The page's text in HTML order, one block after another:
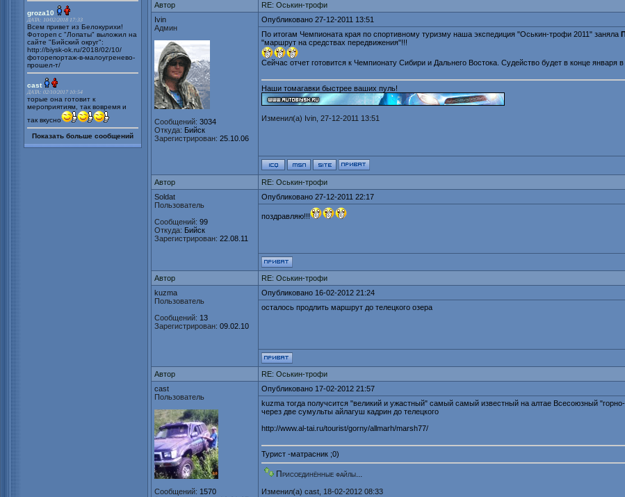
groza10
ДАТА: 10/02/2018 17:33
Всем привет из Белокурихи!
Фотореп с "Лопаты" выложил на
сайте "Бийский округ":
http://biysk-ok.ru/2018/02/10/
фоторепортаж-в-малоугренево-
прошел-т/
cast
ДАТА: 02/10/2017 10:54
торые она готовит к
мероприятиям, так вовремя и
так вкусно
Показать больше сообщений
Автор
RE: Оськин-трофи
Ivin
Админ
Сообщений: 3034
Откуда: Бийск
Зарегистрирован: 25.10.06
Опубликовано 27-12-2011 13:51
По итогам Чемпионата края по спортивному туризму наша экспедиция "Оськин-трофи 2011" заняла
"маршрут на средствах передвижения"!!!
Сейчас отчет готовится к Чемпионату Сибири и Дальнего Востока. Судейство будет в конце января
Наши томагавки быстрее ваших пуль!
Изменил(а) Ivin , 27-12-2011 13:51
Автор
RE: Оськин-трофи
Soldat
Пользователь
Сообщений: 99
Откуда: Бийск
Зарегистрирован: 22.08.11
Опубликовано 27-12-2011 22:17
поздравляю!!!
Автор
RE: Оськин-трофи
kuzma
Пользователь
Сообщений: 13
Зарегистрирован: 09.02.10
Опубликовано 16-02-2012 21:24
осталось продлить маршрут до телецкого озера
Автор
RE: Оськин-трофи
cast
Пользователь
Сообщений: 1570
Опубликовано 17-02-2012 21:57
kuzma тогда получсится "великий и ужастный" самый самый известный на алтае Всесоюзный
через две сумульты айлагуш кадрин до телецкого
http://www.al-tai.ru/tourist/gorny/allmarh/marsh77/
Турист -матрасник ;0)
Присоединённые файлы...
Изменил(а) cast , 18-02-2012 08:33